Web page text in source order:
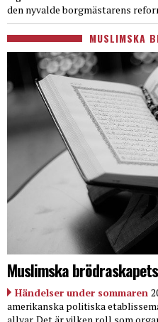
den nyvalde borgmästarens
MUSLIMSKA
Muslimska
Händelser under sommaren
amerikanska politiska
allvar. Det är vilken roll som